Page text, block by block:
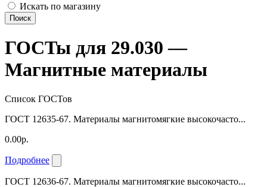
Искать по магазину
Поиск
ГОСТы для 29.030 —
Магнитные материалы
Список ГОСТов
ГОСТ 12635-67. Материалы магнитомягкие высокочасто...
0.00р.
Подробнее
ГОСТ 12636-67. Материалы магнитомягкие высокочасто...